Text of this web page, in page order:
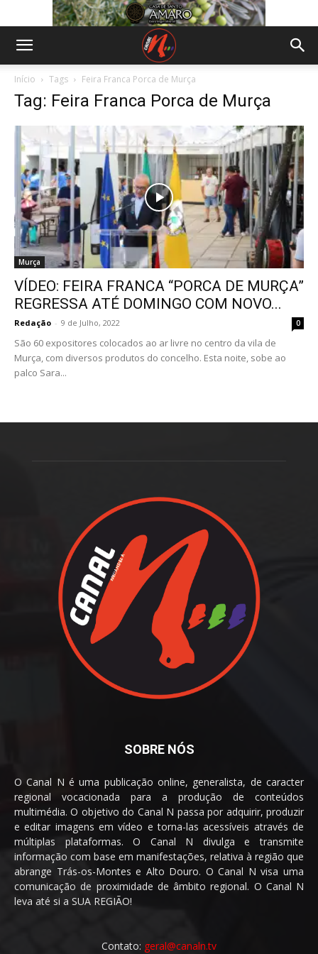
Início Tags Feira Franca Porca de Murça
Tag: Feira Franca Porca de Murça
Murça
VÍDEO: FEIRA FRANCA “PORCA DE MURÇA”
REGRESSA ATÉ DOMINGO COM NOVO...
Redação - 9 de Julho, 2022 0
São 60 expositores colocados ao ar livre no centro da vila de
Murça, com diversos produtos do concelho. Esta noite, sobe ao
palco Sara...
SOBRE NÓS
O Canal N é uma publicação online, generalista, de caracter
regional vocacionada para a produção de conteúdos
multimédia. O objetivo do Canal N passa por adquirir, produzir
e editar imagens em vídeo e torna-las acessíveis através de
múltiplas plataformas. O Canal N divulga e transmite
informação com base em manifestações, relativa à região que
abrange Trás-os-Montes e Alto Douro. O Canal N visa uma
comunicação de proximidade de âmbito regional. O Canal N
leva até si a SUA REGIÃO!
Contato: geral@canaln.tv